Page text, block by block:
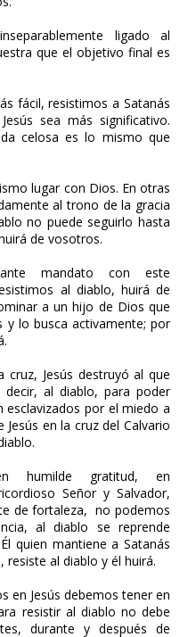
ligado al
que el objetivo final es
fácil, resistimos a Satanás
sea más significativo.
celosa es lo mismo que
lugar con Dios. En otras
al trono de la gracia
no puede seguirlo hasta
de vosotros.
mandato con este
al diablo, huirá de
a un hijo de Dios que
y lo busca activamente; por
cruz, Jesús destruyó al que
al diablo, para poder
por el miedo a
en la cruz del Calvario
humilde gratitud, en
Señor y Salvador,
de fortaleza, no podemos
al diablo se reprende
quien mantiene a Satanás
al diablo y él huirá.
en Jesús debemos tener en
resistir al diablo no debe
durante y después de